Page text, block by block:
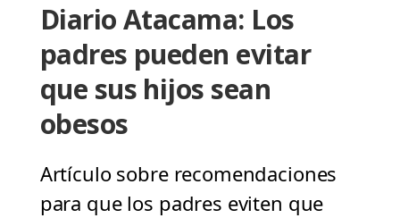
Diario Atacama: Los
padres pueden evitar
que sus hijos sean
obesos
Artículo sobre recomendaciones
para que los padres eviten que